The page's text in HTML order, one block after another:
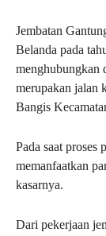
Jembatan
Belanda pada
menghubungkan
merupakan jalan
Bangis
Pada saat proses
memanfaatkan
kasarnya.
Dari pekerjaan